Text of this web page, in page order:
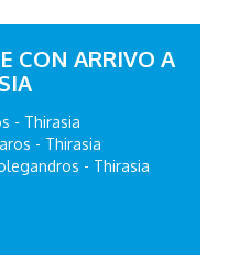
CON ARRIVO A
- Thirasia
- Thirasia
- Thirasia